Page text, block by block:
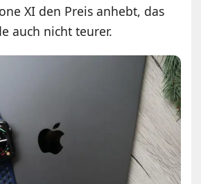
XI den Preis anhebt, das
auch nicht teurer.